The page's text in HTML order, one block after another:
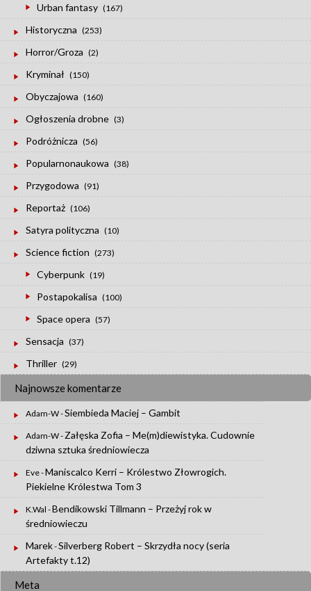
Urban fantasy (167)
Historyczna (253)
Horror/Groza (2)
Kryminał (150)
Obyczajowa (160)
Ogłoszenia drobne (3)
Podróżnicza (56)
Popularnonaukowa (38)
Przygodowa (91)
Reportaż (106)
Satyra polityczna (10)
Science fiction (273)
Cyberpunk (19)
Postapokalisa (100)
Space opera (57)
Sensacja (37)
Thriller (29)
Najnowsze komentarze
Adam-W-Siembieda Maciej – Gambit
Adam-W- Załęska Zofia – Me(m)diewistyka. Cudownie
dziwna sztuka średniowiecza
Eve-Maniscalco Kerri – Królestwo Złowrogich.
Piekielne Królestwa Tom 3
K.Wal -Bendikowski Tillmann – Przeżyj rok w
średniowieczu
Marek-Silverberg Robert – Skrzydła nocy (seria
Artefakty t.12)
Meta